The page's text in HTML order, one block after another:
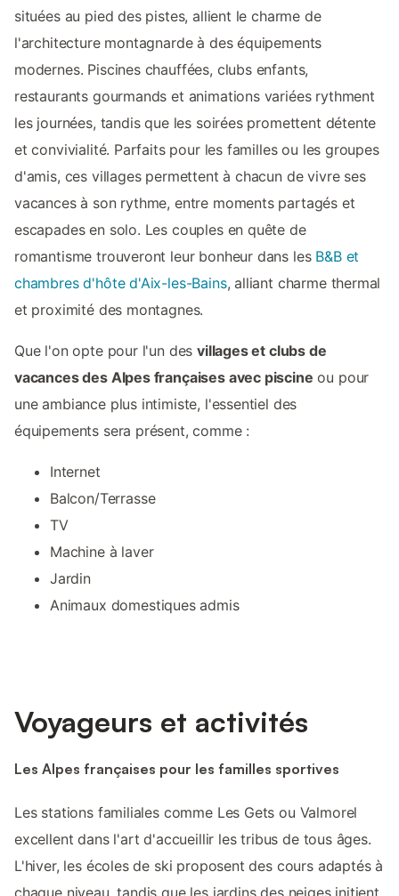
situées au pied des pistes, allient le charme de
l'architecture montagnarde à des équipements
modernes. Piscines chauffées, clubs enfants,
restaurants gourmands et animations variées rythment
les journées, tandis que les soirées promettent détente
et convivialité. Parfaits pour les familles ou les groupes
d'amis, ces villages permettent à chacun de vivre ses
vacances à son rythme, entre moments partagés et
escapades en solo. Les couples en quête de
romantisme trouveront leur bonheur dans les B&B et
chambres d'hôte d'Aix-les-Bains, alliant charme thermal
et proximité des montagnes.
Que l'on opte pour l'un desvillages et clubs de
vacances des Alpes françaises avec piscine ou pour
une ambiance plus intimiste, l'essentiel des
équipements sera présent, comme :
Internet
Balcon/Terrasse
TV
Machine à laver
Jardin
Animaux domestiques admis
Voyageurs et activités
Les Alpes françaises pour les familles sportives
Les stations familiales comme Les Gets ou Valmorel
excellent dans l'art d'accueillir les tribus de tous âges.
L'hiver, les écoles de ski proposent des cours adaptés à
chaque niveau, tandis que les jardins des neiges initient